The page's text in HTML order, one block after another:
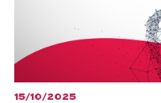
15/10/2025